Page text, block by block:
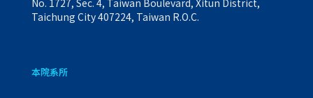
Taichung City 407224, Taiwan R.O.C.
本院系所